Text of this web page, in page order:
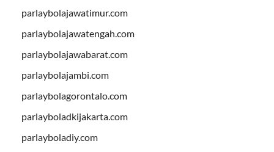
parlaybolajawatimur.com
parlaybolajawatengah.com
parlaybolajawabarat.com
parlaybolajambi.com
parlaybolagorontalo.com
parlayboladkijakarta.com
parlayboladiy.com